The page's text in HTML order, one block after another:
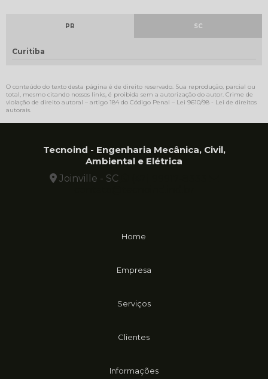
PR SC
Curitiba
O conteúdo do texto desta página é de direito reservado. Sua reprodução, parcial ou
total, mesmo citando nossos links, é proibida sem a autorização do autor. Crime de
violação de direito autoral – artigo 184 do Código Penal – Lei 9610/98 - Lei de direitos
autorais.
Tecnoind - Engenharia Mecânica, Civil,
Ambiental e Elétrica
Joinville - SC
Home
Empresa
Serviços
Clientes
Informações